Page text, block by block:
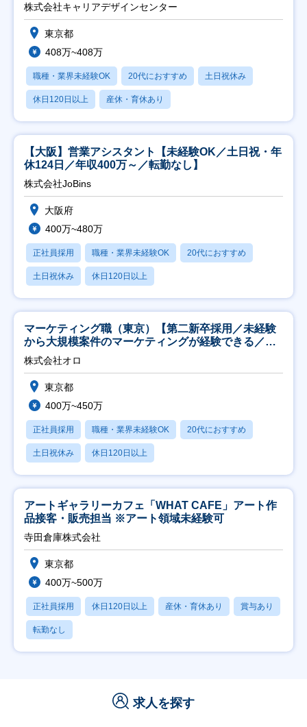
株式会社キャリアデザインセンター
東京都
408万~408万
職種・業界未経験OK 20代におすすめ 土日祝休み
休日120日以上 産休・育休あり
【大阪】営業アシスタント【未経験OK／土日祝・年
休124日／年収400万～／転勤なし】
株式会社JoBins
大阪府
400万~480万
正社員採用 職種・業界未経験OK 20代におすすめ
土日祝休み 休日120日以上
マーケティング職（東京）【第二新卒採用／未経験
から大規模案件のマーケティングが経験できる／研
修充実】
株式会社オロ
東京都
400万~450万
正社員採用 職種・業界未経験OK 20代におすすめ
土日祝休み 休日120日以上
アートギャラリーカフェ「WHAT CAFE」アート作
品接客・販売担当 ※アート領域未経験可
寺田倉庫株式会社
東京都
400万~500万
正社員採用 休日120日以上 産休・育休あり 賞与あり
転勤なし
求人を探す